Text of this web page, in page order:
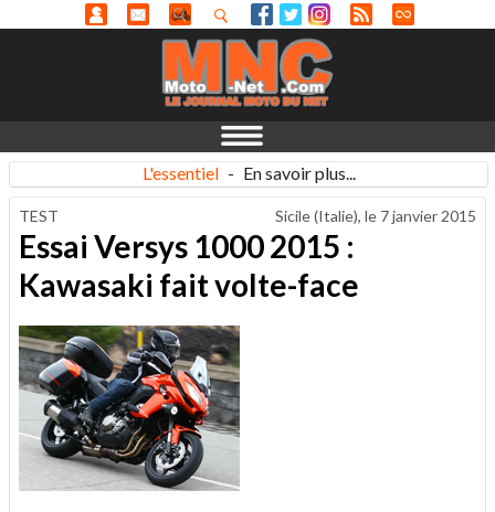
L'essentiel - En savoir plus...
TEST Sicile (Italie), le 7 janvier 2015
Essai Versys 1000 2015 :
Kawasaki fait volte-face